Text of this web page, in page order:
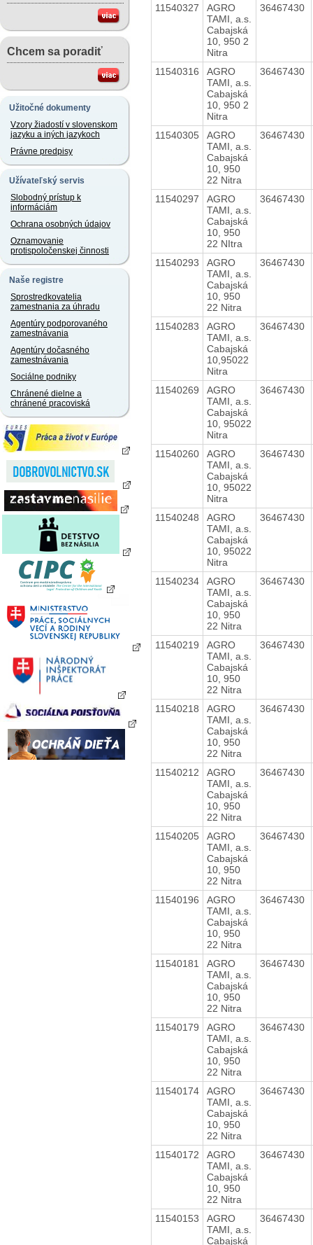
Chcem sa poradiť
Užitočné dokumenty
Vzory žiadostí v slovenskom
jazyku a iných jazykoch
Právne predpisy
Užívateľský servis
Slobodný prístup k
informáciám
Ochrana osobných údajov
Oznamovanie
protispoločenskej činnosti
Naše registre
Sprostredkovatelia
zamestnania za úhradu
Agentúry podporovaného
zamestnávania
Agentúry dočasného
zamestnávania
Sociálne podniky
Chránené dielne a
chránené pracoviská
11540327
AGRO
TAMI, a.s.
Cabajská
10, 950 2
Nitra
36467430
11540316
AGRO
TAMI, a.s.
Cabajská
10, 950 2
Nitra
36467430
11540305
AGRO
TAMI, a.s.
Cabajská
10, 950
22 Nitra
36467430
11540297
AGRO
TAMI, a.s.
Cabajská
10, 950
22 NItra
36467430
11540293
AGRO
TAMI, a.s.
Cabajská
10, 950
22 Nitra
36467430
11540283
AGRO
TAMI, a.s.
Cabajská
10,95022
Nitra
36467430
11540269
AGRO
TAMI, a.s.
Cabajská
10, 95022
Nitra
36467430
11540260
AGRO
TAMI, a.s.
Cabajská
10, 95022
Nitra
36467430
11540248
AGRO
TAMI, a.s.
Cabajská
10, 95022
Nitra
36467430
11540234
AGRO
TAMI, a.s.
Cabajská
10, 950
22 Nitra
36467430
11540219
AGRO
TAMI, a.s.
Cabajská
10, 950
22 Nitra
36467430
11540218
AGRO
TAMI, a.s.
Cabajská
10, 950
22 Nitra
36467430
11540212
AGRO
TAMI, a.s.
Cabajská
10, 950
22 Nitra
36467430
11540205
AGRO
TAMI, a.s.
Cabajská
10, 950
22 Nitra
36467430
11540196
AGRO
TAMI, a.s.
Cabajská
10, 950
22 Nitra
36467430
11540181
AGRO
TAMI, a.s.
Cabajská
10, 950
22 Nitra
36467430
11540179
AGRO
TAMI, a.s.
Cabajská
10, 950
22 Nitra
36467430
11540174
AGRO
TAMI, a.s.
Cabajská
10, 950
22 Nitra
36467430
11540172
AGRO
TAMI, a.s.
Cabajská
10, 950
22 Nitra
36467430
11540153
AGRO
TAMI, a.s.
Cabajská
36467430